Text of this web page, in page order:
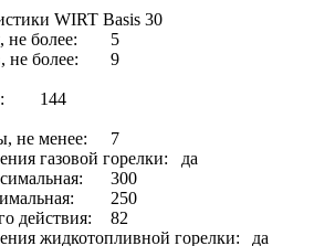
WIRT Basis 30
не более:
5
не более:
9
144
не менее:
7
газовой горелки:
да
300
250
действия:
82
жидкотопливной горелки:
да